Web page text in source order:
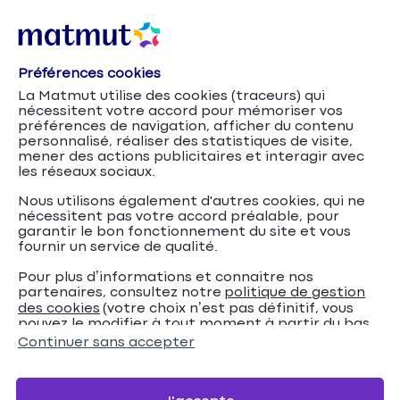
Accueil Assurance Auto Conseils
Tuning : la
réglementation à respecter pour modifier sa
voiture
Préférences cookies
La Matmut utilise des cookies (traceurs) qui
nécessitent votre accord pour mémoriser vos
préférences de navigation, afficher du contenu
personnalisé, réaliser des statistiques de visite,
mener des actions publicitaires et interagir avec
les réseaux sociaux.
Nous utilisons également d'autres cookies, qui ne
nécessitent pas votre accord préalable, pour
garantir le bon fonctionnement du site et vous
fournir un service de qualité.
Pour plus d’informations et connaitre nos
partenaires, consultez notre politique de gestion
des cookies (votre choix n’est pas définitif, vous
pouvez le modifier à tout moment à partir du bas
de page de notre site).
Continuer sans accepter